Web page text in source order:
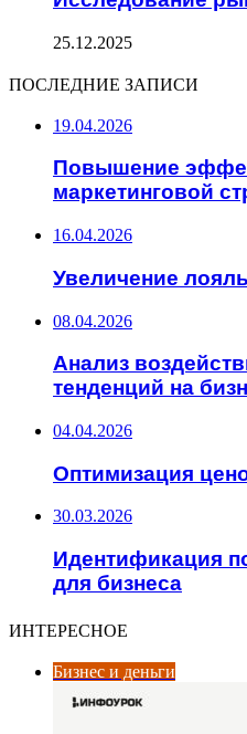
25.12.2025
ПОСЛЕДНИЕ ЗАПИСИ
19.04.2026
Повышение
маркетинговой
16.04.2026
Увеличение
08.04.2026
Анализ
тенденций на
04.04.2026
Оптимизация
30.03.2026
Идентификация
для бизнеса
ИНТЕРЕСНОЕ
Бизнес и деньги